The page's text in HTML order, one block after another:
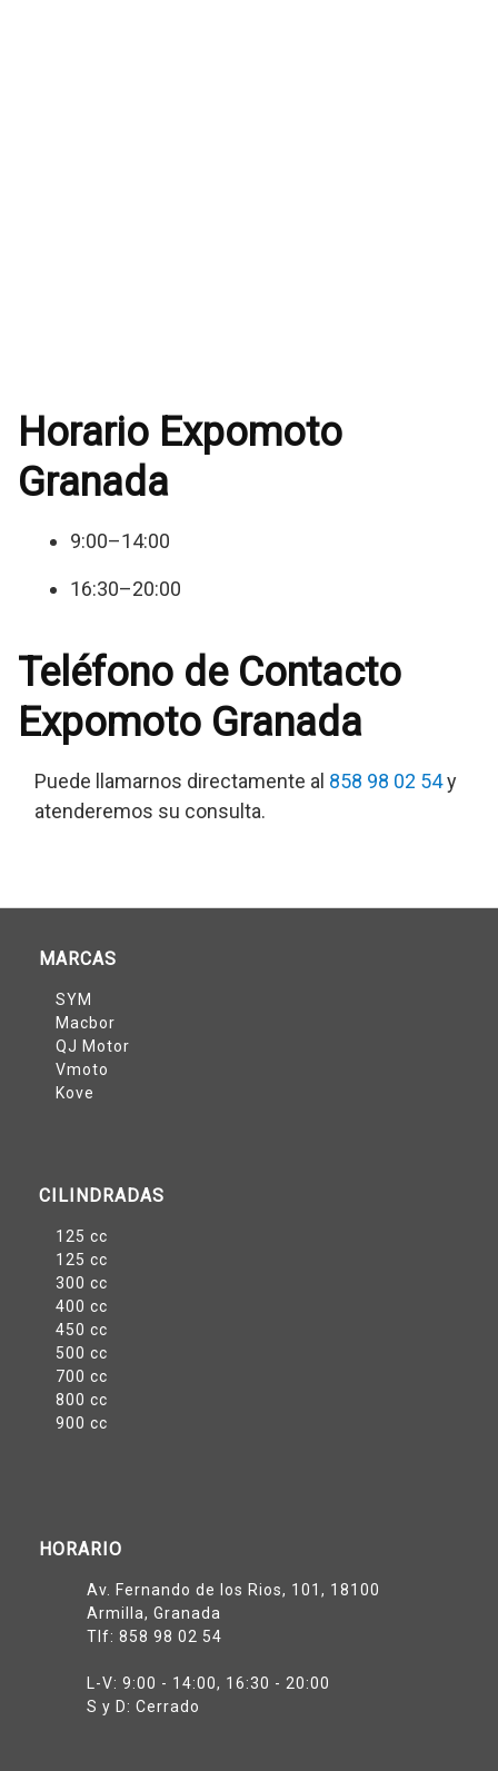
Horario Expomoto
Granada
9:00–14:00
16:30–20:00
Teléfono de Contacto
Expomoto Granada
Puede llamarnos directamente al 858 98 02 54y
atenderemos su consulta.
MARCAS
SYM
Macbor
QJ Motor
Vmoto
Kove
CILINDRADAS
125 cc
125 cc
300 cc
400 cc
450 cc
500 cc
700 cc
800 cc
900 cc
HORARIO
Av. Fernando de los Rios, 101, 18100
Armilla, Granada
Tlf: 858 98 02 54
L-V: 9:00 - 14:00, 16:30 - 20:00
S y D: Cerrado